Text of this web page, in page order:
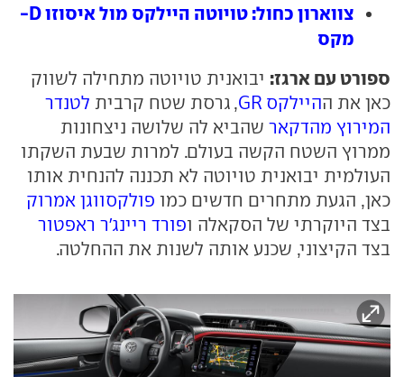
צווארון כחול: טויוטה היילקס מול איסוזו D-
מקס
ספורט עם ארגז: יבואנית טויוטה מתחילה לשווק
כאן את ההיילקס GR , גרסת שטח קרבית לטנדר
המירוץ מהדקאר שהביא לה שלושה ניצחונות
ממרוץ השטח הקשה בעולם. למרות שבעת השקתו
העולמית יבואנית טויוטה לא תכננה להנחית אותו
כאן, הגעת מתחרים חדשים כמו פולקסווגן אמרוק
בצד היוקרתי של הסקאלה ופורד ריינג'ר ראפטור
בצד הקיצוני, שכנע אותה לשנות את ההחלטה.